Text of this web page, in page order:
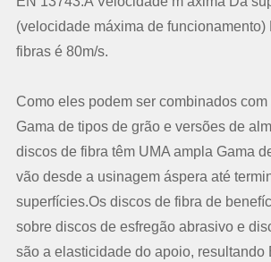
(velocidade máxima de funcionamento)
fibras é 80m/s.
Como eles podem ser combinados com
Gama de tipos de grão e versões de
discos de fibra têm UMA ampla Gama
vão desde a usinagem áspera até
superfícies.Os discos de fibra de
sobre discos de esfregão abrasivo e
são a elasticidade do apoio, resultando